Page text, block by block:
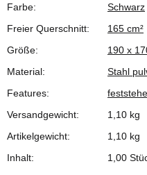
Produkteigenschaft
Wert
Farbe:
Schwarz
Freier Querschnitt:
165 cm²
Größe:
190 x
Material:
Stahl
Features:
Versandgewicht:
1,10 kg
Artikelgewicht:
1,10 kg
Inhalt:
1,00